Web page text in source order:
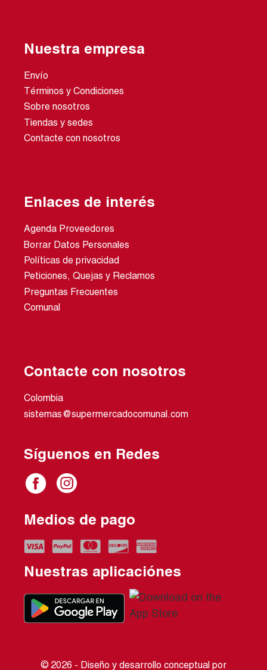
Nuestra empresa
Envío
Términos y Condiciones
Sobre nosotros
Tiendas y sedes
Contacte con nosotros
Enlaces de interés
Agenda Proveedores
Borrar Datos Personales
Políticas de privacidad
Peticiones, Quejas y Reclamos
Preguntas Frecuentes
Comunal
Contacte con nosotros
Colombia
sistemas@supermercadocomunal.com
Síguenos en Redes
Medios de pago
Nuestras aplicaciónes
© 2026 - Diseño y desarrollo conceptual por